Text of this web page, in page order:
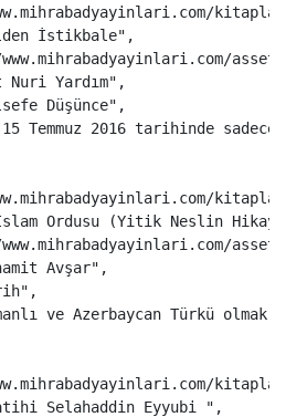
İstikbale" ,
Nuri Yardım" ,
Düşünce" ,
Temmuz 2016 tarihinde
Ordusu (Yitik Neslin
Avşar" ,
" ,
ve Azerbaycan Türkü
Selahaddin Eyyubi " ,